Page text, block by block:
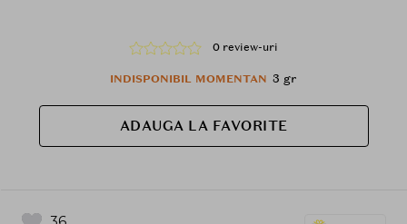
0 review-uri
INDISPONIBIL MOMENTAN 3 gr
ADAUGA LA FAVORITE